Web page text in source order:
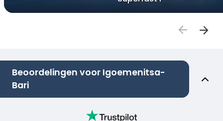
Beoordelingen voor Igoemenitsa-
Bari